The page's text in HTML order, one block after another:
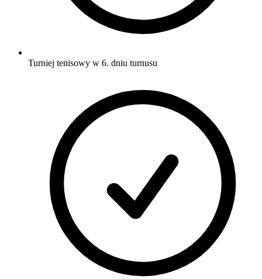
Turniej tenisowy w 6. dniu turnusu